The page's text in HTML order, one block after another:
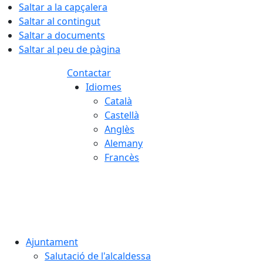
Saltar a la capçalera
Saltar al contingut
Saltar a documents
Saltar al peu de pàgina
Contactar
Idiomes
Català
Castellà
Anglès
Alemany
Francès
Ajuntament
Salutació de l'alcaldessa